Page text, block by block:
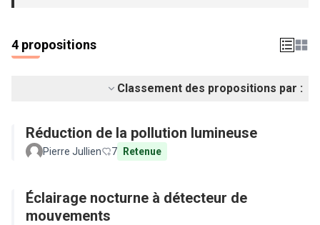
4 propositions
Classement des propositions par :
Réduction de la pollution lumineuse
Pierre Jullien 7 Retenue
Éclairage nocturne à détecteur de
mouvements